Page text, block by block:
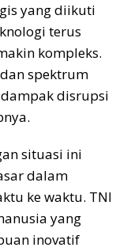
yang diikuti
terus
kompleks.
spektrum
disrupsi
situasi ini
dalam
ke waktu. TNI
yang
inovatif